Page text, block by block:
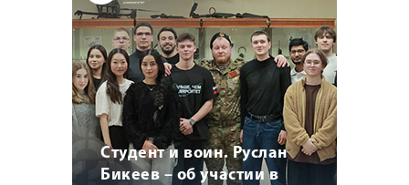
Студент и воин. Руслан
Бикеев – об участии в